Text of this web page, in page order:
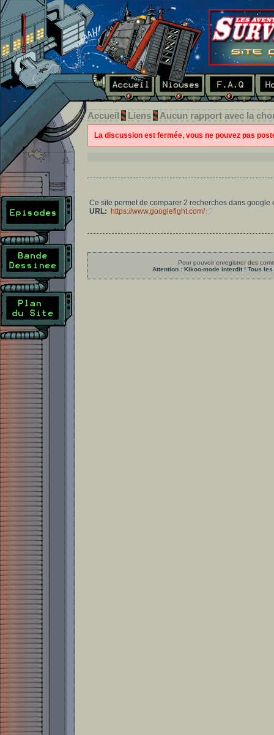
Accueil Liens Aucun rapport avec la
La discussion est fermée, vous ne pouvez pas
Ce site permet de comparer 2 recherches dans google
URL:
https://www.googlefight.com/
Pour pouvoir enregistrer des
Attention : Kikoo-mode interdit ! Tous